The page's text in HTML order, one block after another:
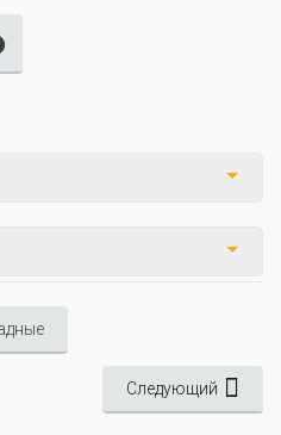
Следующий